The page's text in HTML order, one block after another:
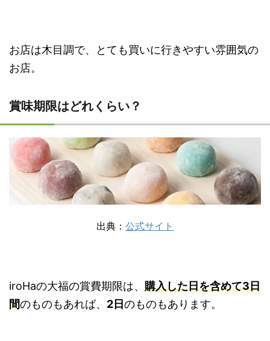
お店は木目調で、とても買いに行きやすい雰囲気の
お店。
賞味期限はどれくらい？
出典： 公式サイト
iroHaの大福の賞費期限は、 購入した日を含めて3日
間のものもあれば、 2日のものもあります。